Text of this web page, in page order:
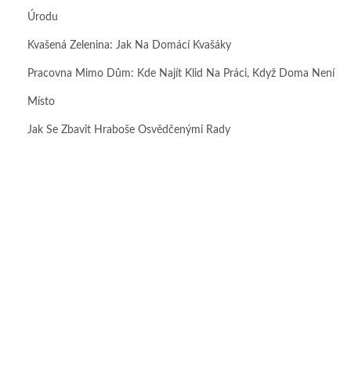
Úrodu
Kvašená Zelenina: Jak Na Domácí Kvašáky
Pracovna Mimo Dům: Kde Najít Klid Na Práci, Když Doma Není
Místo
Jak Se Zbavit Hraboše Osvědčenými Rady